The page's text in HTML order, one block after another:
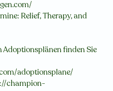
Relief, Therapy, and
Adoptionsplänen finden Sie
adoptionsplane/
champion-